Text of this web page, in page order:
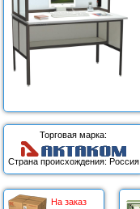
Торговая марка:
Страна происхождения: Россия
На заказ